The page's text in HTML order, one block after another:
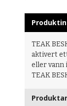
TEAK
aktivert
eller vann
TEAK